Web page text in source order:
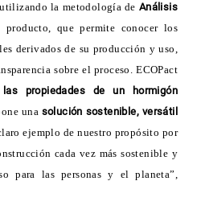
la metodología de Análisis
producto, que permite conocer los
derivados de su producción y uso,
sobre el proceso. ECOPact
las propiedades de un hormigón
una solución sostenible, versátil
ejemplo de nuestro propósito por
cada vez más sostenible y
para las personas y el planeta”,